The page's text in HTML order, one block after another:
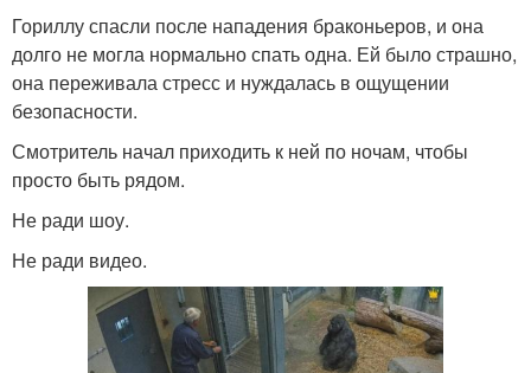
Гориллу спасли после нападения браконьеров, и она
долго не могла нормально спать одна. Ей было страшно,
она переживала стресс и нуждалась в ощущении
безопасности.
Смотритель начал приходить к ней по ночам, чтобы
просто быть рядом.
Не ради шоу.
Не ради видео.